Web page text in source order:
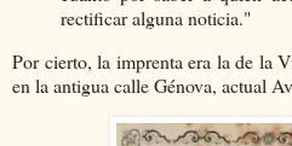
rectificar alguna noticia."
Por cierto, la imprenta era la de la
en la antigua calle Génova, actual